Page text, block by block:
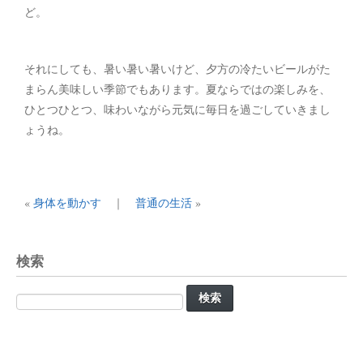
ど。
それにしても、暑い暑い暑いけど、夕方の冷たいビールがた
まらん美味しい季節でもあります。夏ならではの楽しみを、
ひとつひとつ、味わいながら元気に毎日を過ごしていきまし
ょうね。
« 身体を動かす ｜ 普通の生活 »
検索
検
索: